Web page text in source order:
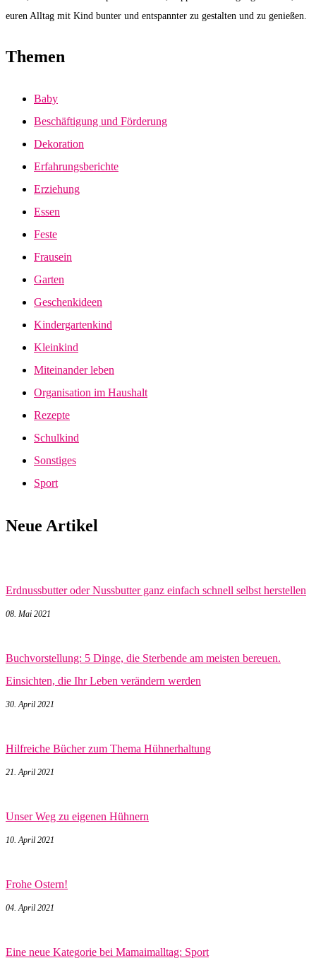
euren Alltag mit Kind bunter und entspannter zu gestalten und zu genießen.
Themen
Baby
Beschäftigung und Förderung
Dekoration
Erfahrungsberichte
Erziehung
Essen
Feste
Frausein
Garten
Geschenkideen
Kindergartenkind
Kleinkind
Miteinander leben
Organisation im Haushalt
Rezepte
Schulkind
Sonstiges
Sport
Neue Artikel
Erdnussbutter oder Nussbutter ganz einfach schnell selbst herstellen
08. Mai 2021
Buchvorstellung: 5 Dinge, die Sterbende am meisten bereuen.
Einsichten, die Ihr Leben verändern werden
30. April 2021
Hilfreiche Bücher zum Thema Hühnerhaltung
21. April 2021
Unser Weg zu eigenen Hühnern
10. April 2021
Frohe Ostern!
04. April 2021
Eine neue Kategorie bei Mamaimalltag: Sport